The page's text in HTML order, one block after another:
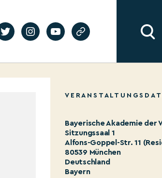
Bayerische Akademie der
Sitzungssaal 1
Alfons-Goppel-Str. 11
80539 München
Deutschland
Bayern